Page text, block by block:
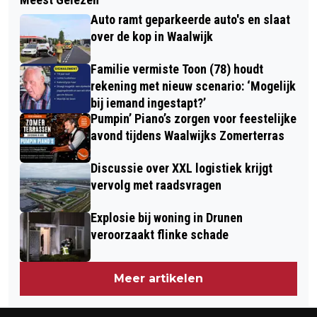
AANGEHOUDEN, AUTO AL 22 JAAR
NIET GEKEURD
ZELF GEMACHTIGDENTOEGANG
REGELEN: NIEUW EN
GEBRUIKSVRIENDELIJK VIA MIJNETZ
Auto ramt geparkeerde auto's en slaat
over de kop in Waalwijk
Familie vermiste Toon (78) houdt
rekening met nieuw scenario: ‘Mogelijk
bij iemand ingestapt?’
Pumpin’ Piano’s zorgen voor feestelijke
avond tijdens Waalwijks Zomerterras
Discussie over XXL logistiek krijgt
vervolg met raadsvragen
Explosie bij woning in Drunen
veroorzaakt flinke schade
Meer artikelen